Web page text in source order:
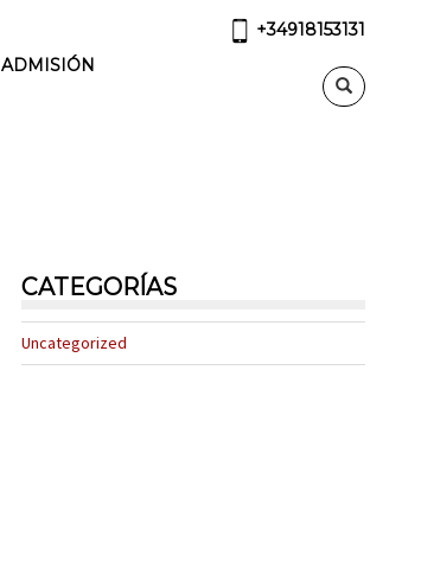
ADMISIÓN
+34918153131
CATEGORÍAS
Uncategorized